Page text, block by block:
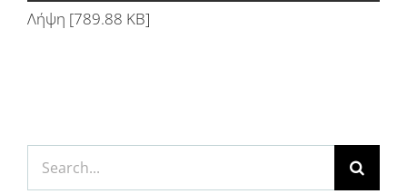
Λήψη [789.88 KB]
Search